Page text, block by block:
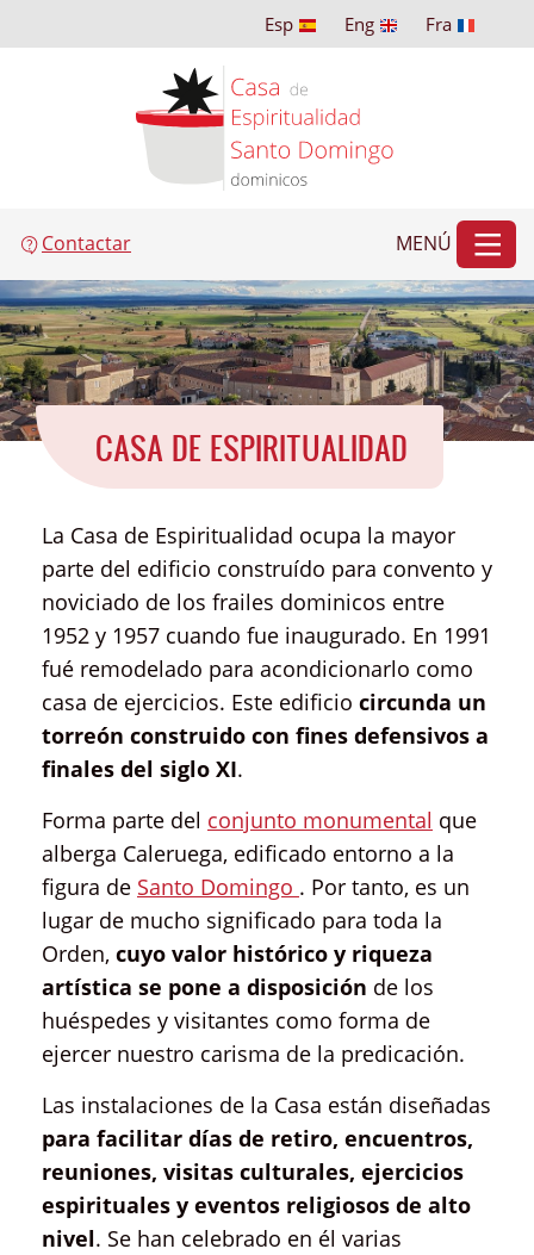
Esp Eng Fra
Contactar MENÚ
CASA DE ESPIRITUALIDAD
La Casa de Espiritualidad ocupa la mayor
parte del edificio construído para convento y
noviciado de los frailes dominicos entre
1952 y 1957 cuando fue inaugurado. En 1991
fué remodelado para acondicionarlo como
casa de ejercicios. Este edificio circunda un
torreón construido con fines defensivos a
finales del siglo XI.
Forma parte del conjunto monumental que
alberga Caleruega, edificado entorno a la
figura de Santo Domingo . Por tanto, es un
lugar de mucho significado para toda la
Orden, cuyo valor histórico y riqueza
artística se pone a disposición de los
huéspedes y visitantes como forma de
ejercer nuestro carisma de la predicación.
Las instalaciones de la Casa están diseñadas
para facilitar días de retiro, encuentros,
reuniones, visitas culturales, ejercicios
espirituales y eventos religiosos de alto
nivel. Se han celebrado en él varias